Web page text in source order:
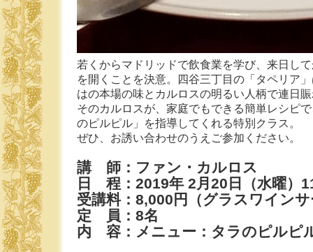
若くからマドリッドで飲食業を学び、来日し
を開くことを決意。四谷三丁目の「タペリア
はの本場の味とカルロスの明るい人柄で連日
そのカルロスが、家庭でもできる簡単レシピ
のピルピル」を指導してくれる特別クラス。
ぜひ、お誘い合わせのうえご参加ください。
講 師：ファン・カルロス
日 程：2019年 2月20日（水曜）
受講料：8,000円（グラスワイン
定 員：8名
内 容：メニュー：タラのピルピ